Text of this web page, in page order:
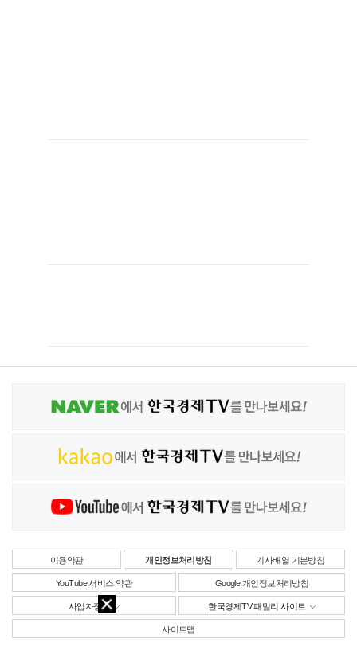
이용약관 개인정보처리방침 기사배열 기본방침
YouTube 서비스 약관 Google 개인정보처리방침
사업자정보 한국경제TV 패밀리 사이트
사이트맵